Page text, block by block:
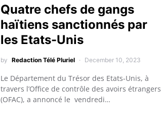
Quatre chefs de gangs
haïtiens sanctionnés par
les Etats-Unis
by Redaction Télé Pluriel December 10, 2023
Le Département du Trésor des Etats-Unis, à
travers l’Office de contrôle des avoirs étrangers
(OFAC), a annoncé le vendredi…